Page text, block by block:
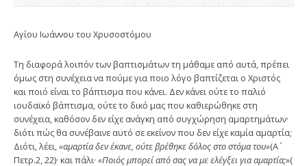
Αγίου Ιωάννου του Χρυσοστόμου
Τη διαφορά λοιπόν των βαπτισμάτων τη μάθαμε από αυτά, πρέπει
όμως στη συνέχεια να πούμε για ποιo λόγο βαπτίζεται ο Χριστός
και ποιό είναι το βάπτισμα που κάνει. Δεν κάνει ούτε το παλιό
ιουδαϊκό βάπτισμα, ούτε το δικό μας που καθιερώθηκε στη
συνέχεια, καθόσον δεν εί­χε ανάγκη από συγχώρηση αμαρτημάτων·
διότι πώς θα συνέβαινε αυτό σε εκείνον που δεν είχε καμία αμαρτία;
Διότι, λέει,«αμαρτία δεν έκανε, ούτε βρέθηκε δόλος στο στόμα του»(Α΄
Πετρ.2, 22)· και πάλι· «Ποιός μπορεί από σας να με ελέγξει για αμαρτία;»(